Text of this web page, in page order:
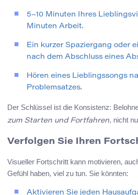
5–10 Minuten Ihres
Minuten Arbeit.
Ein kurzer Spaziergang oder
nach dem Abschluss eines
Hören eines Lieblingssongs
Problemsatzes.
Der Schlüssel ist die Konsistenz:
zum Starten und Fortfahren, nicht
Verfolgen Sie Ihren
Visueller Fortschritt kann motivieren,
Gefühl haben, viel zu tun. Sie könnten:
Aktivieren Sie jeden